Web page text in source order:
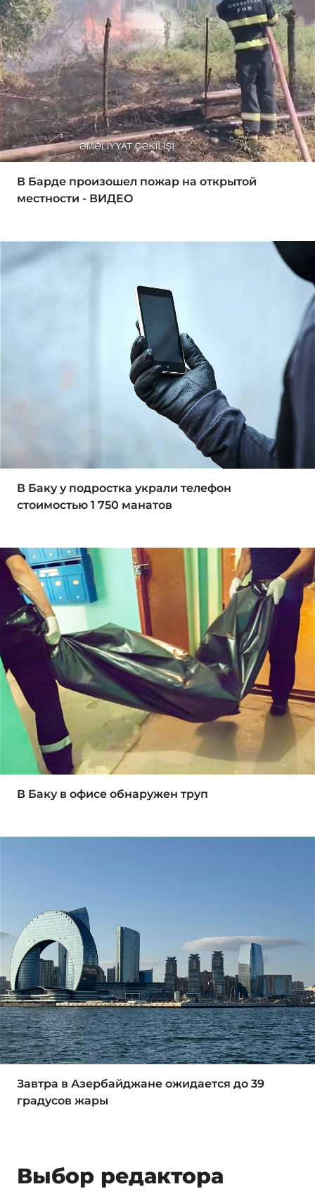
В Барде произошел пожар на открытой
местности - ВИДЕО
В Баку у подростка украли телефон
стоимостью 1 750 манатов
В Баку в офисе обнаружен труп
Завтра в Азербайджане ожидается до 39
градусов жары
Выбор редактора